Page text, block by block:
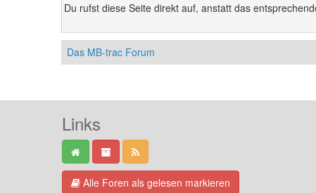
Du rufst diese Seite direkt auf, anstatt das
Das MB-trac Forum
Links
Alle Foren als gelesen markieren